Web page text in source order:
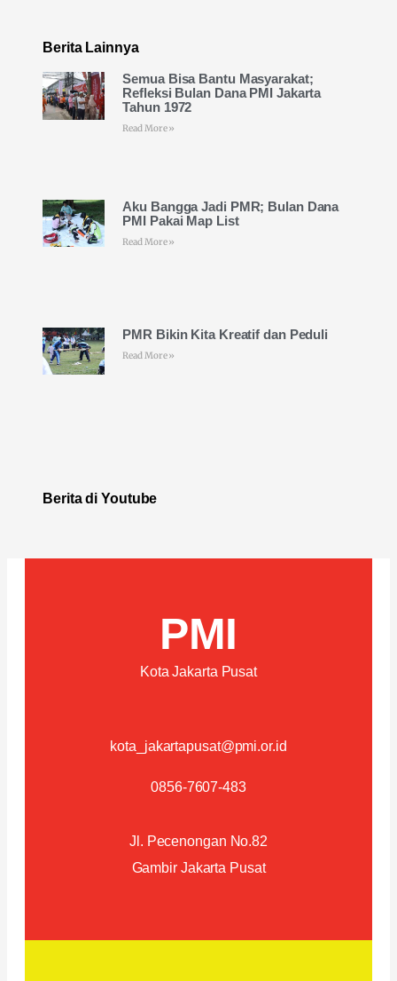
Berita Lainnya
Semua Bisa Bantu Masyarakat;
Refleksi Bulan Dana PMI Jakarta
Tahun 1972
Read More »
Aku Bangga Jadi PMR; Bulan Dana
PMI Pakai Map List
Read More »
PMR Bikin Kita Kreatif dan Peduli
Read More »
Berita di Youtube
PMI
Kota Jakarta Pusat
kota_jakartapusat@pmi.or.id
0856-7607-483
Jl. Pecenongan No.82
Gambir Jakarta Pusat